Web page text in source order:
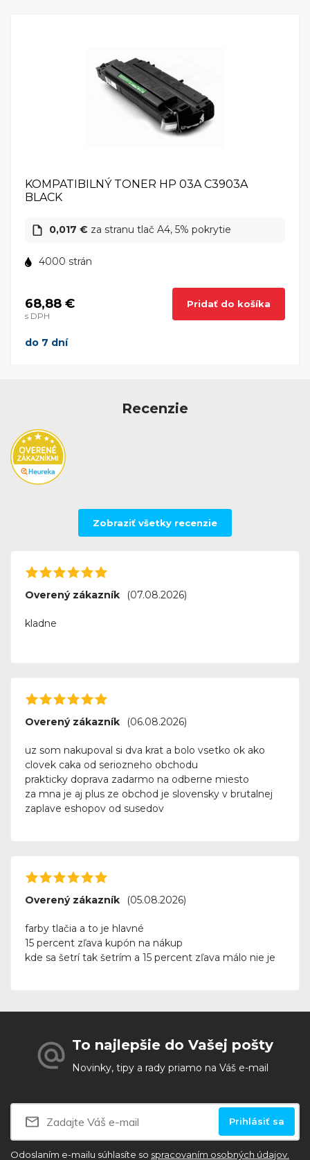
recyklácie tonerových kaziet sa stáva ekologicky
zodpovedným riešením pre moderné
kancelárie.Celkovo povedané, HP LaserJet 6pxi
predstavuje spojenie výkonu a elegancie v oblasti
tlače. S touto tlačiarňou môžete očakávať spoľahlivý
váš spoľahlivý partner pre precíznu a efektívnu tlač.
KOMPATIBILNÝ TONER HP 03A C3903A
BLACK
0,017 € za stranu tlač A4, 5% pokrytie
4000 strán
68,88 €
s DPH
Pridať do košíka
do 7 dní
Recenzie
Zobraziť všetky recenzie
Overený zákazník (07.08.2026)
kladne
Overený zákazník (06.08.2026)
uz som nakupoval si dva krat a bolo vsetko ok ako
clovek caka od seriozneho obchodu
prakticky doprava zadarmo na odberne miesto
za mna je aj plus ze obchod je slovensky v brutalnej
zaplave eshopov od susedov
Overený zákazník (05.08.2026)
farby tlačia a to je hlavné
15 percent zľava kupón na nákup
kde sa šetrí tak šetrím a 15 percent zľava málo nie je
To najlepšie do Vašej pošty
Novinky, tipy a rady priamo na Váš e-mail
Prihlásiť sa
Odoslaním e-mailu súhlasíte so spracovaním osobných údajov.